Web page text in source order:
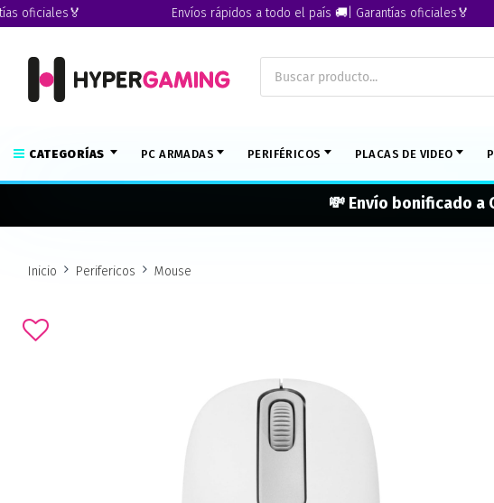
Envíos rápidos a todo el país 🚚| Garantías oficiales🏅
CATEGORÍAS PC ARMADAS PERIFÉRICOS PLACAS DE VIDEO
💸 Envío bonificado a
Inicio Perifericos Mouse